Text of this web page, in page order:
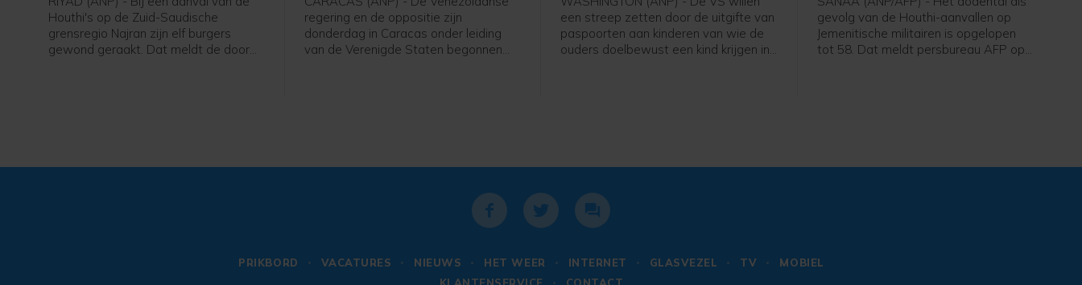
Houthi's op de Zuid-Saudische
grensregio Najran zijn elf burgers
gewond geraakt. Dat meldt de door
regering en de oppositie zijn
donderdag in Caracas onder leiding
van de Verenigde Staten begonnen
een streep zetten door de uitgifte van
paspoorten aan kinderen van wie de
ouders doelbewust een kind krijgen in
gevolg van de Houthi-aanvallen op
Jemenitische militairen is opgelopen
tot 58. Dat meldt persbureau AFP op
PRIKBORD VACATURES NIEUWS HET WEER INTERNET GLASVEZEL TV
MOBIEL